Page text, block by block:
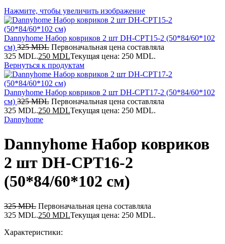
Нажмите, чтобы увеличить изображение
Dannyhome Набор ковриков 2 шт DH-CPT15-2 (50*84/60*102
см) 325MDL Первоначальная цена составляла
325 MDL.250 MDLТекущая цена: 250 MDL.
Вернуться к продуктам
Dannyhome Набор ковриков 2 шт DH-CPT17-2 (50*84/60*102
см) 325MDL Первоначальная цена составляла
325 MDL.250 MDLТекущая цена: 250 MDL.
Dannyhome
Dannyhome Набор ковриков
2 шт DH-CPT16-2
(50*84/60*102 см)
325MDL Первоначальная цена составляла
325 MDL.250 MDLТекущая цена: 250 MDL.
Характеристики: